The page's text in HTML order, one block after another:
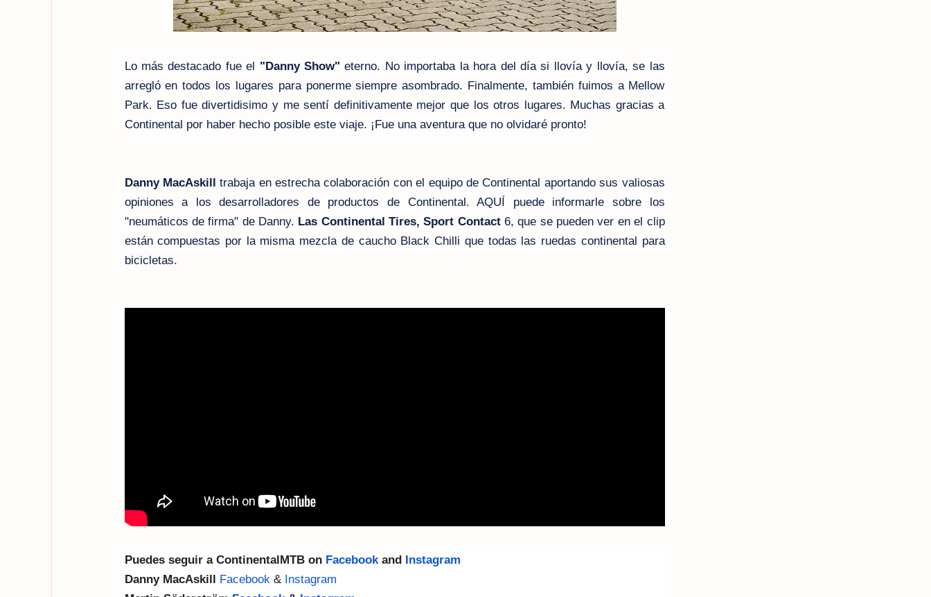
Lo más destacado fue el "Danny Show" eterno. No importaba la hora del día si llovía y llovía, se las
arregló en todos los lugares para ponerme siempre asombrado. Finalmente, también fuimos a Mellow
Park. Eso fue divertidisimo y me sentí definitivamente mejor que los otros lugares. Muchas gracias a
Continental por haber hecho posible este viaje. ¡Fue una aventura que no olvidaré pronto!
Danny MacAskill trabaja en estrecha colaboración con el equipo de Continental aportando sus valiosas
opiniones a los desarrolladores de productos de Continental. AQUÍ puede informarle sobre los
"neumáticos de firma" de Danny. Las Continental Tires, Sport Contact6, que se pueden ver en el clip
están compuestas por la misma mezcla de caucho Black Chilli que todas las ruedas continental para
bicicletas.
Puedes seguir a ContinentalMTB on Facebookand Instagram
Danny MacAskill Facebook& Instagram